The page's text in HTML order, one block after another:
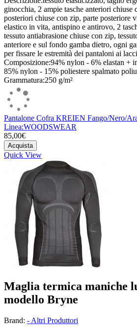
ginocchia, 2 ampie tasche anteriori chiuse
posteriori chiuse con zip, parte posteriore
elastico in vita, antispino e antirovo, 2
tessuto antiabrasione chiuse con zip,
anteriore e sul fondo gamba dietro, ogni
per fissare le estremità dei pantaloni ai
Composizione:94% nylon - 6% elastan +
85% nylon - 15% poliestere spalmato
Grammatura:250 g/m²
Pantalone Cofra KREIEN Fango/Nero/
Linea:WOODSWEAR
85,00€
Acquista
Quick View
Maglia termica maniche
modello Bryne
Brand: - Altri Produttori